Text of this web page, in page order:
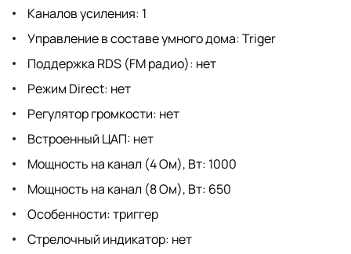
Каналов усиления: 1
Управление в составе умного дома: Triger
Поддержка RDS (FM радио): нет
Режим Direct: нет
Регулятор громкости: нет
Встроенный ЦАП: нет
Мощность на канал (4 Ом), Вт: 1000
Мощность на канал (8 Ом), Вт: 650
Особенности: триггер
Стрелочный индикатор: нет